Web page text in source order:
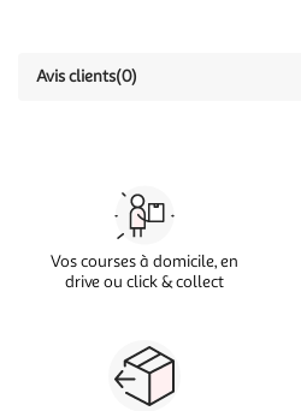
Avis clients(0)
Vos courses à domicile, en
drive ou click & collect